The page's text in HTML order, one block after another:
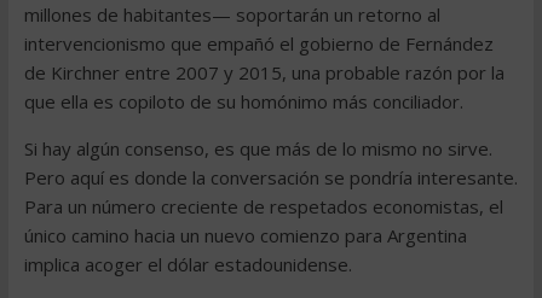
millones de habitantes— soportarán un retorno al
intervencionismo que empañó el gobierno de Fernández
de Kirchner entre 2007 y 2015, una probable razón por la
que ella es copiloto de su homónimo más conciliador.
Si hay algún consenso, es que más de lo mismo no sirve.
Pero aquí es donde la conversación se pondría interesante.
Para un número creciente de respetados economistas, el
único camino hacia un nuevo comienzo para Argentina
implica acoger el dólar estadounidense.